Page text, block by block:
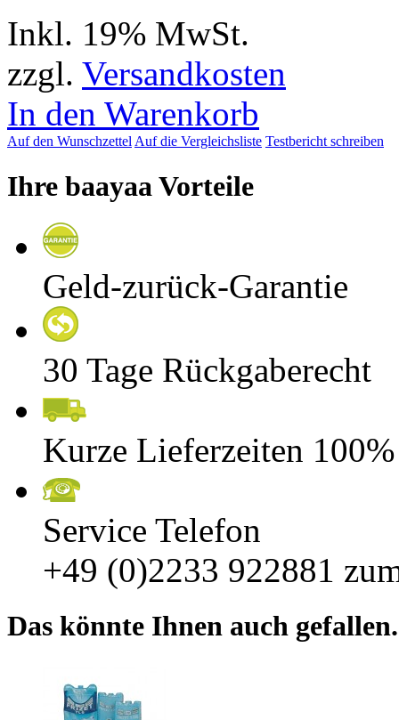
Inkl. 19% MwSt.
zzgl. Versandkosten
In den Warenkorb
Auf den Wunschzettel Auf die Vergleichsliste Testbericht schreiben
Ihre baayaa Vorteile
Geld-zurück-Garantie
30 Tage Rückgaberecht
Kurze Lieferzeiten
Service Telefon
+49 (0)2233 922881
Das könnte Ihnen auch gefallen.